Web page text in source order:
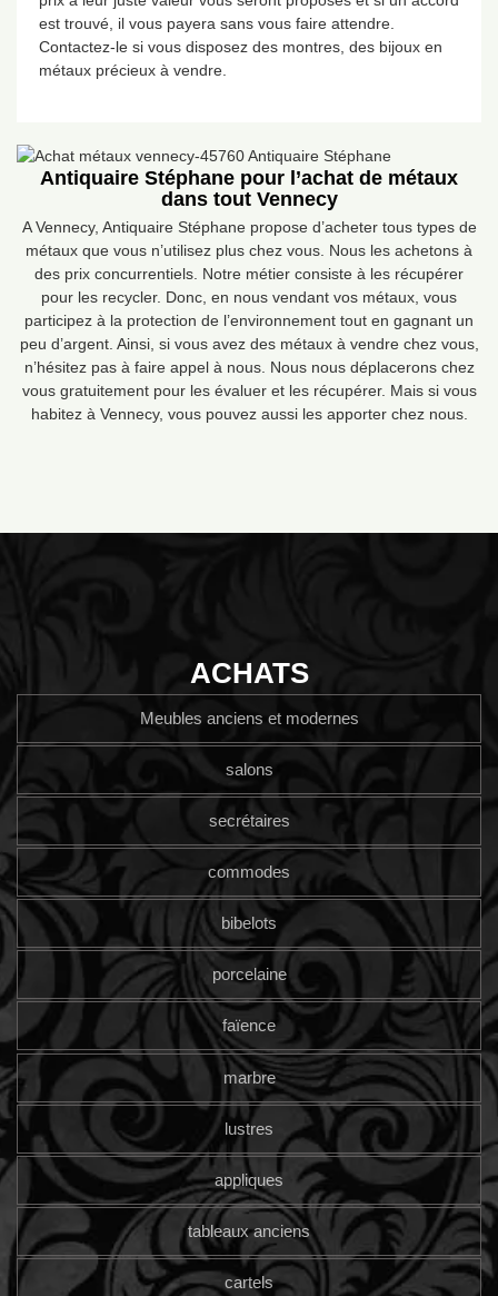
est trouvé, il vous payera sans vous faire attendre.
Contactez-le si vous disposez des montres, des bijoux en
métaux précieux à vendre.
Antiquaire Stéphane pour l’achat de métaux
dans tout Vennecy
A Vennecy, Antiquaire Stéphane propose d’acheter tous types de
métaux que vous n’utilisez plus chez vous. Nous les achetons à
des prix concurrentiels. Notre métier consiste à les récupérer
pour les recycler. Donc, en nous vendant vos métaux, vous
participez à la protection de l’environnement tout en gagnant un
peu d’argent. Ainsi, si vous avez des métaux à vendre chez vous,
n’hésitez pas à faire appel à nous. Nous nous déplacerons chez
vous gratuitement pour les évaluer et les récupérer. Mais si vous
habitez à Vennecy, vous pouvez aussi les apporter chez nous.
ACHATS
Meubles anciens et modernes
salons
secrétaires
commodes
bibelots
porcelaine
faïence
marbre
lustres
appliques
tableaux anciens
cartels